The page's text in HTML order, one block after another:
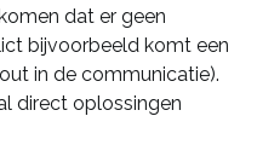
dat er geen
bijvoorbeeld komt een
in de communicatie).
direct oplossingen